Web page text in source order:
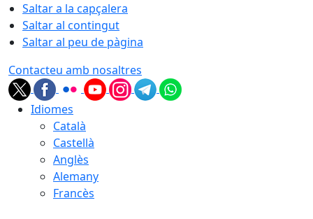
Saltar a la capçalera
Saltar al contingut
Saltar al peu de pàgina
Contacteu amb nosaltres
Idiomes
Català
Castellà
Anglès
Alemany
Francès